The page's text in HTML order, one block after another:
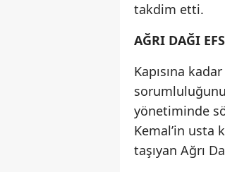
takdim etti.
AĞRI DAĞI
Kapısına
yönetiminde
Kemal’in usta
taşıyan Ağrı